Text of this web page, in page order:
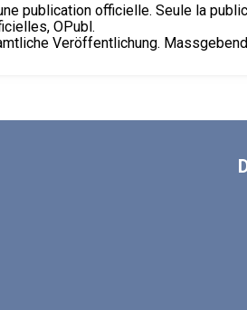
publication officielle. Seule la
OPubl.
Veröffentlichung.